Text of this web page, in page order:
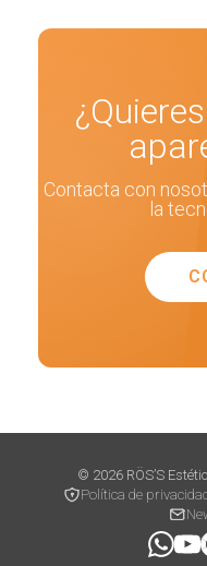
Contacta con
la
© 2026 RÖS’S
Política de